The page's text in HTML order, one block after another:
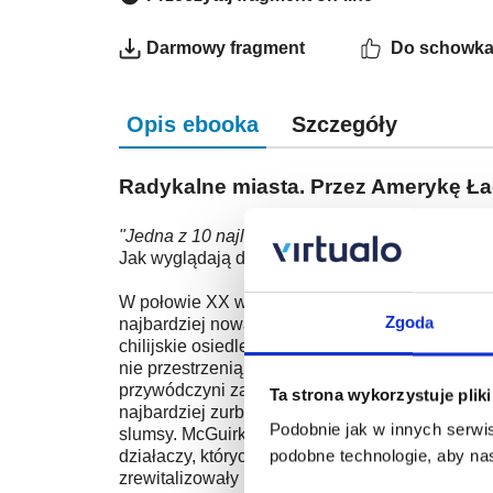
Zgoda
Ta strona wykorzystuje
Podobnie jak w innych
podobne technologie, aby
Darmowy fragment Do schowka
Opis ebooka Szczegóły
Radykalne miasta. Przez Amerykę
"Jedna z 10 najlepszych książek o mieście
Jak wyglądają dzisiaj modernistyczne miasta
W połowie XX wieku europejskie marzenie o
najbardziej nowatorskich i odważnych
chilijskie osiedle socjalne powstałe z połówek
nie przestrzenią biur oraz banków, ale
przywódczyni zapewniła najbiedniejszym
najbardziej zurbanizowanego kontynentu na
slumsy. McGuirk przygląda się codziennemu
działaczy, których próby rozwiązania
zrewitalizowały przestrzeń miejską.